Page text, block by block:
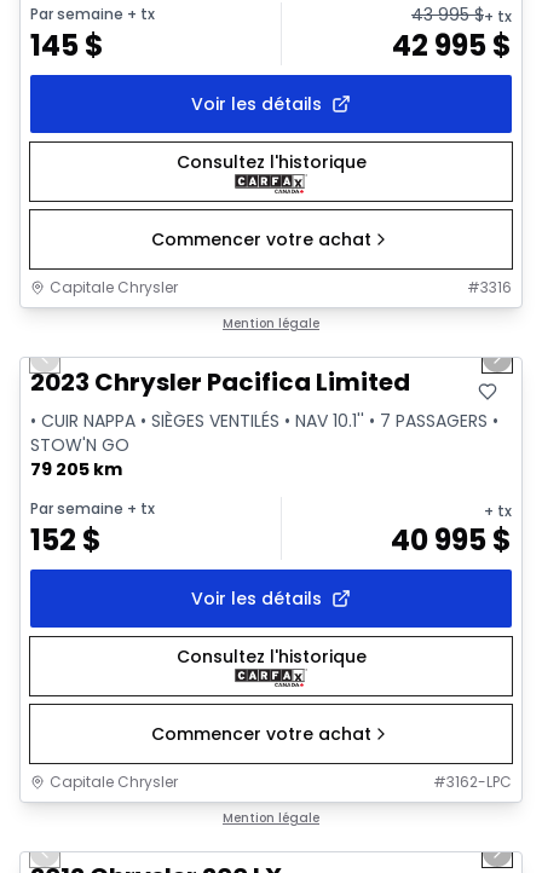
Par semaine + tx
145$
43 995$+ tx
42 995$
Voir les détails
Consultez l'historique
Commencer votre achat
Capitale Chrysler #3316
Mention légale
Vidéo disponible
Previous slide Next
2023 Chrysler Pacifica Limited
• CUIR NAPPA • SIÈGES VENTILÉS • NAV 10.1'' • 7 PASSAGERS •
STOW'N GO
79 205 km
Par semaine + tx
152 $
+ tx
40 995$
Voir les détails
Consultez l'historique
Commencer votre achat
Capitale Chrysler #3162-LPC
Mention légale
Previous slide Next